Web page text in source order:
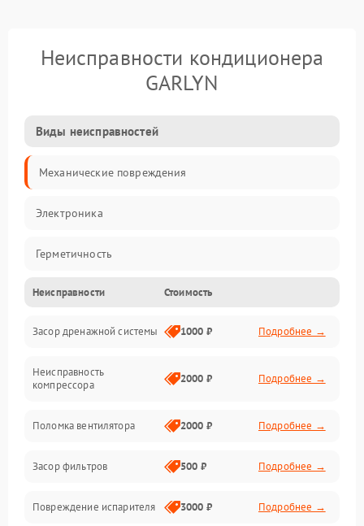
Неисправности кондиционера
GARLYN
Виды неисправностей
Механические повреждения
Электроника
Герметичность
Механика
Управление
Электропитание
Неисправности Стоимость
Засор дренажной системы 1000 ₽ Подробнее →
Неисправность
компрессора
2000 ₽ Подробнее →
Поломка вентилятора 2000 ₽ Подробнее →
Засор фильтров 500 ₽ Подробнее →
Повреждение испарителя 3000 ₽ Подробнее →